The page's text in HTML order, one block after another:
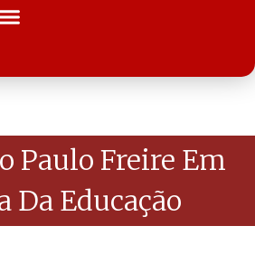
Paulo Freire Em
Da Educação